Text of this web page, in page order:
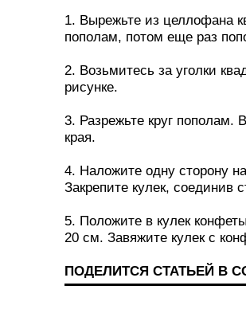
1. Вырежьте из целлофана
пополам, потом еще раз
2. Возьмитесь за уголки
рисунке.
3. Разрежьте круг пополам.
края.
4. Наложите одну сторону
Закрепите кулек, соединив
5. Положите в кулек
20 см. Завяжите кулек с
ПОДЕЛИТСЯ СТАТЬЕЙ В